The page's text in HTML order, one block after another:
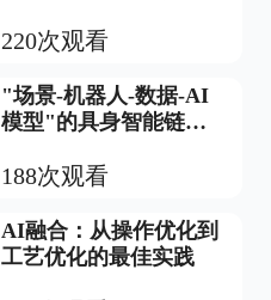
讨
220次观看
"场景-机器人-数据-AI
模型"的具身智能链路
188次观看
AI融合：从操作优化到
工艺优化的最佳实践